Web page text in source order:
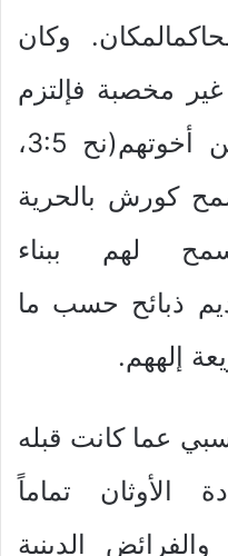
وكان
مخصبة فإلتزم
بعضهم أن يستدينوا من أخوتهم(نح 3:5،
كورش بالحرية
لهم ببناء
ذبائح حسب ما
إلههم.
عما كانت قبله
الأوثان تماماً
الدينية